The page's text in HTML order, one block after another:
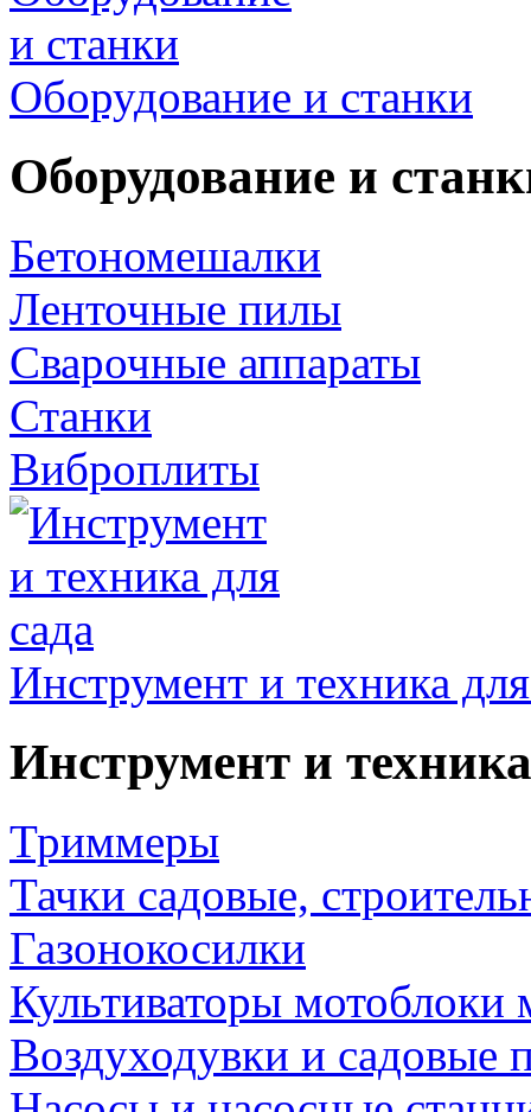
Оборудование и станки
Оборудование и
Бетономешалки
Ленточные пилы
Сварочные аппараты
Станки
Виброплиты
Инструмент и техника
Инструмент и
Триммеры
Тачки садовые,
Газонокосилки
Культиваторы мотоблоки
Воздуходувки и садовые